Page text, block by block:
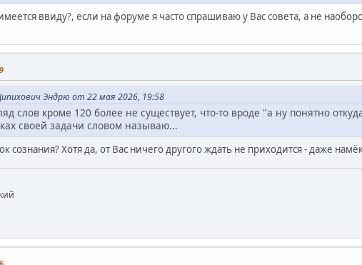
ввиду?, если на форуме я часто спрашиваю у Вас совета, а не
Эндрю от 22 мая 2026, 19:58
слов кроме 120 более не существует, что-то вроде "а ну понятно
своей задачи словом называю...
сознания? Хотя да, от Вас ничего другого ждать не приходится - даже